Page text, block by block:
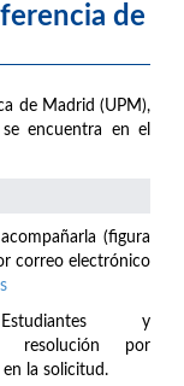
de
de Madrid (UPM),
se encuentra en el
(figura
correo electrónico
y
resolución por
la solicitud.